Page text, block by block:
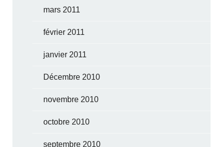
mars 2011
février 2011
janvier 2011
Décembre 2010
novembre 2010
octobre 2010
septembre 2010